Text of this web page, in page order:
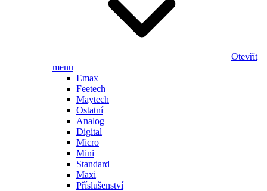
Otevřít
menu
Emax
Feetech
Maytech
Ostatní
Analog
Digital
Micro
Mini
Standard
Maxi
Příslušenství